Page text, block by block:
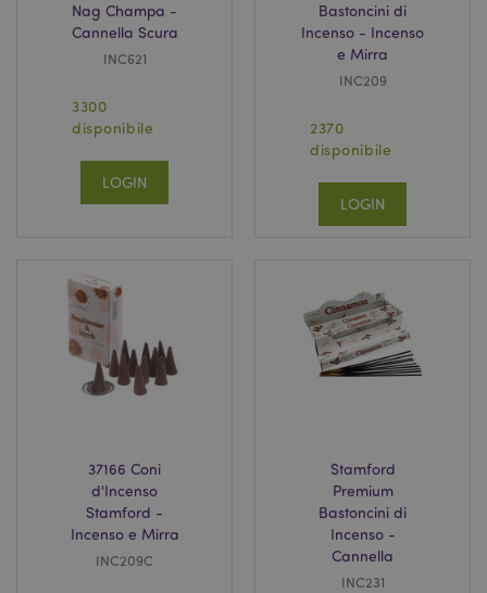
Nag Champa -
Cannella Scura
INC621
3300
disponibile
LOGIN
Bastoncini di
Incenso - Incenso
e Mirra
INC209
2370
disponibile
LOGIN
37166 Coni
d'Incenso
Stamford -
Incenso e Mirra
INC209C
Stamford
Premium
Bastoncini di
Incenso -
Cannella
INC231